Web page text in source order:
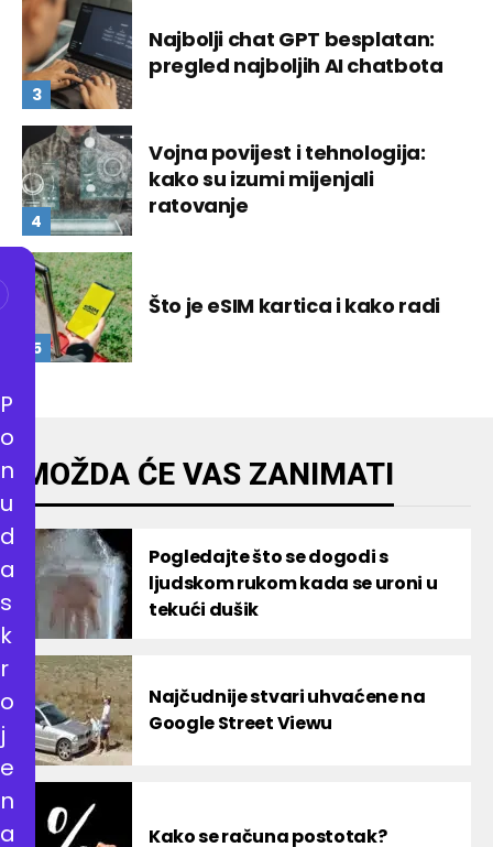
Najbolji chat GPT besplatan:
pregled najboljih AI chatbota
Vojna povijest i tehnologija:
kako su izumi mijenjali
ratovanje
Što je eSIM kartica i kako radi
MOŽDA ĆE VAS ZANIMATI
Pogledajte što se dogodi s
ljudskom rukom kada se uroni u
tekući dušik
Najčudnije stvari uhvaćene na
Google Street Viewu
Kako se računa postotak?
P
o
n
u
d
a
s
k
r
o
j
e
n
a